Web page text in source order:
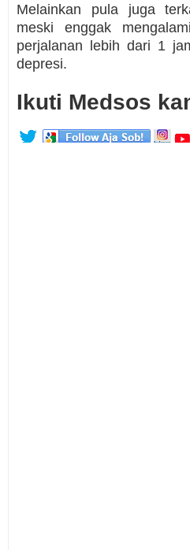
Melainkan pula juga
meski enggak
perjalanan lebih dari 1
depresi.
Ikuti Medsos